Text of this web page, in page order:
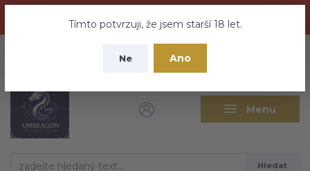
nebuďte vyděšeni zde najdete vše a ještě mnohem víc
Tímto potvrzuji, že jsem starší 18 let.
Ne Ano
Menu
CZK
Hledat